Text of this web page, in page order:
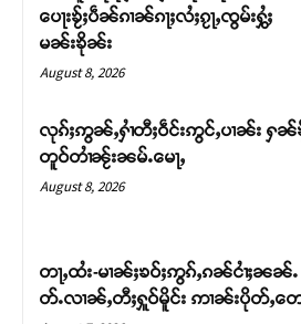
ပေႃးၶႂ်ႈပဵၼ်ၵၢၼ်ၵႃႈလႆႈၵႂႃႇၸွမ်းႁွႆႈ
မၼ်းၶိုၼ်း
August 8, 2026
လုၵ်ႈဢွၼ်ႇႁၢႆတီႈဝဵင်းဢွင်ႇပၢၼ်း ႁ
တူဝ်တၢႆၼႂ်းၼမ်ႉမေႃႇ
August 8, 2026
တႃႇထႆး-မၢၼ်ႈၶဝ်ႈဢွၵ်ႇၵၼ်ငၢႆႈၼၼ်ႉ
တ်ႉလၢၼ်ႇတီႈႁူဝ်မိူင်း ဢၢၼ်းပိုတ်ႇတေ